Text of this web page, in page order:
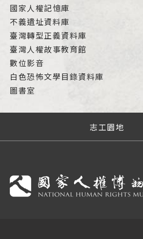
國家人權記憶庫
不義遺址資料庫
臺灣轉型正義資料庫
臺灣人權故事教育館
數位影音
白色恐怖文學目錄資料庫
圖書室
志工園地